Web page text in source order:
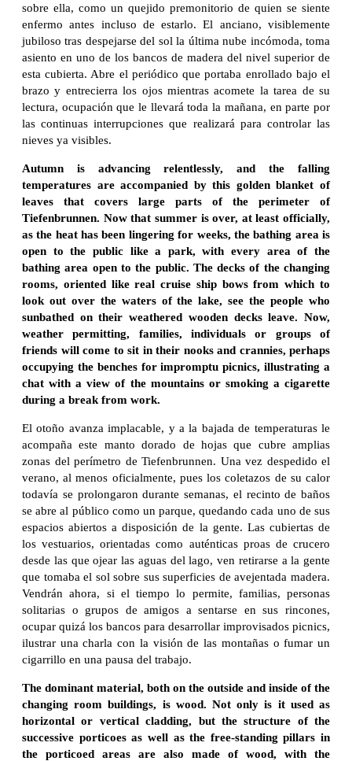
sobre ella, como un quejido premonitorio de quien se siente
enfermo antes incluso de estarlo. El anciano, visiblemente
jubiloso tras despejarse del sol la última nube incómoda, toma
asiento en uno de los bancos de madera del nivel superior de
esta cubierta. Abre el periódico que portaba enrollado bajo el
brazo y entrecierra los ojos mientras acomete la tarea de su
lectura, ocupación que le llevará toda la mañana, en parte por
las continuas interrupciones que realizará para controlar las
nieves ya visibles.
Autumn is advancing relentlessly, and the falling
temperatures are accompanied by this golden blanket of
leaves that covers large parts of the perimeter of
Tiefenbrunnen. Now that summer is over, at least officially,
as the heat has been lingering for weeks, the bathing area is
open to the public like a park, with every area of the
bathing area open to the public. The decks of the changing
rooms, oriented like real cruise ship bows from which to
look out over the waters of the lake, see the people who
sunbathed on their weathered wooden decks leave. Now,
weather permitting, families, individuals or groups of
friends will come to sit in their nooks and crannies, perhaps
occupying the benches for impromptu picnics, illustrating a
chat with a view of the mountains or smoking a cigarette
during a break from work.
El otoño avanza implacable, y a la bajada de temperaturas le
acompaña este manto dorado de hojas que cubre amplias
zonas del perímetro de Tiefenbrunnen. Una vez despedido el
verano, al menos oficialmente, pues los coletazos de su calor
todavía se prolongaron durante semanas, el recinto de baños
se abre al público como un parque, quedando cada uno de sus
espacios abiertos a disposición de la gente. Las cubiertas de
los vestuarios, orientadas como auténticas proas de crucero
desde las que ojear las aguas del lago, ven retirarse a la gente
que tomaba el sol sobre sus superficies de avejentada madera.
Vendrán ahora, si el tiempo lo permite, familias, personas
solitarias o grupos de amigos a sentarse en sus rincones,
ocupar quizá los bancos para desarrollar improvisados picnics,
ilustrar una charla con la visión de las montañas o fumar un
cigarrillo en una pausa del trabajo.
The dominant material, both on the outside and inside of the
changing room buildings, is wood. Not only is it used as
horizontal or vertical cladding, but the structure of the
successive porticoes as well as the free-standing pillars in
the porticoed areas are also made of wood, with the